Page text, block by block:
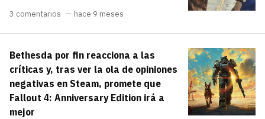
3 comentarios hace 9 meses
Bethesda por fin reacciona a las
críticas y, tras ver la ola de opiniones
negativas en Steam, promete que
Fallout 4: Anniversary Edition irá a
mejor